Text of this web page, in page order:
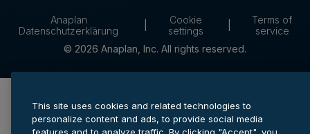
© 2026 Anaplan, Inc. All rights reserved.
Anaplan
Datenschutzerklärung
Cookie
settings
Terms of
service
This site uses cookies and related technologies to
personalize content and ads, to provide social media